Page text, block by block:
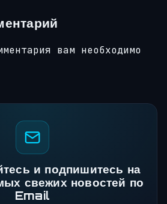
вам необходимо
и подпишитесь на
свежих новостей по
Email